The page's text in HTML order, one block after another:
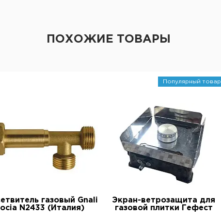
ПОХОЖИЕ ТОВАРЫ
газовый Gnali
N2433 (Италия)
Популярный товар
Экран-ветрозащита для
газовой плитки Гефест